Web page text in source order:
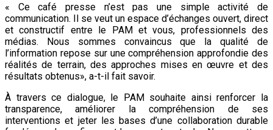
« Ce café presse n’est pas une simple activité de
communication. Il se veut un espace d’échanges ouvert, direct
et constructif entre le PAM et vous, professionnels des
médias. Nous sommes convaincus que la qualité de
l’information repose sur une compréhension approfondie des
réalités de terrain, des approches mises en œuvre et des
résultats obtenus», a-t-il fait savoir.
À travers ce dialogue, le PAM souhaite ainsi renforcer la
transparence, améliorer la compréhension de ses
interventions et jeter les bases d’une collaboration durable